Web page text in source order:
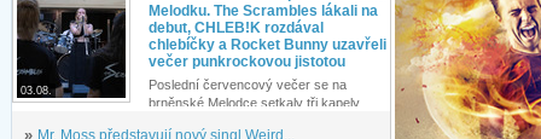
03.08.
Melodku. The Scrambles lákali na
debut, CHLEB!K rozdával
chlebíčky a Rocket Bunny uzavřeli
večer punkrockovou jistotou
Poslední červencový večer se na
brněnské Melodce setkaly tři kapely...
» Mr. Moss představují nový singl Weird...